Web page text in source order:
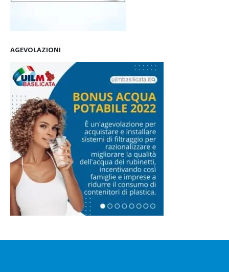
AGEVOLAZIONI